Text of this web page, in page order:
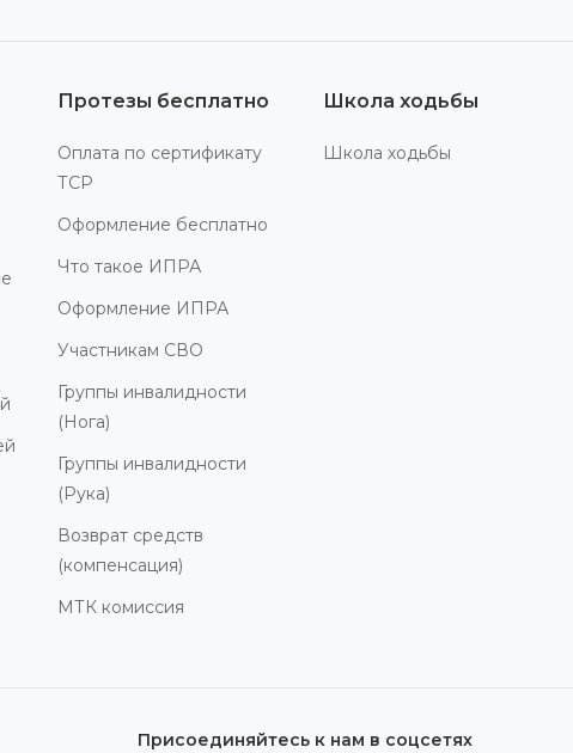
Протезы бесплатно
Оплата по сертификату
ТСР
Оформление бесплатно
Что такое ИПРА
Оформление ИПРА
Участникам СВО
Группы инвалидности
(Нога)
Группы инвалидности
(Рука)
Возврат средств
(компенсация)
МТК комиссия
Школа ходьбы
Школа ходьбы
Присоединяйтесь к нам в соцсетях